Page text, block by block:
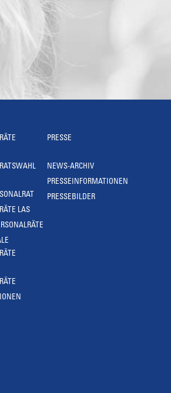
LAS
PRESSE
NEWS-ARCHIV
PRESSEINFORMATIONEN
PRESSEBILDER